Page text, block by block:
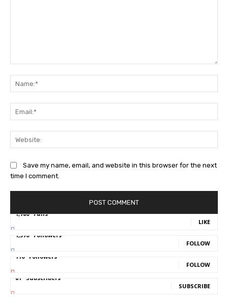
Save my name, email, and website in this browser for the next
time I comment.
1,780 Fans
LIKE
1,570
Followers
FOLLOW
110
Followers
FOLLOW
81
Subscribers
SUBSCRIBE